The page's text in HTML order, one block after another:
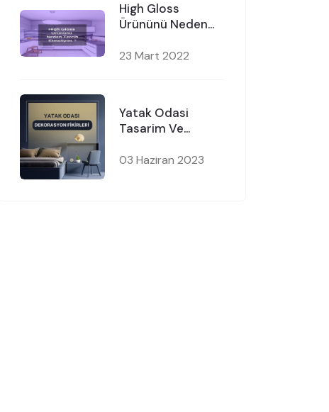
High Gloss
Ürününü Neden
23 Mart 2022
Yatak Odasi
Tasarim Ve
Fikirleri
03 Haziran 2023